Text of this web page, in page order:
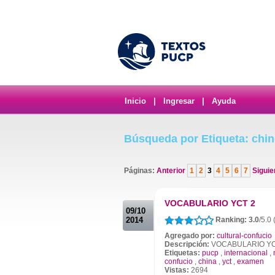
Inicio Ingresar Ayuda
Búsqueda por Etiqueta:
Páginas: Anterior 1 2 3 4 5 6 7
09/10
2014
VOCABULARIO YCT 2
Ranking: 3.0/5.0
Agregado por: cultural-confucio
Descripción: VOCABULARIO
Etiquetas: pucp , internacional ,
confucio , china , yct, examen
Vistas: 2694